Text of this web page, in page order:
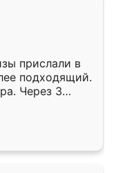
прислали в
подходящий.
Через 3
Остались